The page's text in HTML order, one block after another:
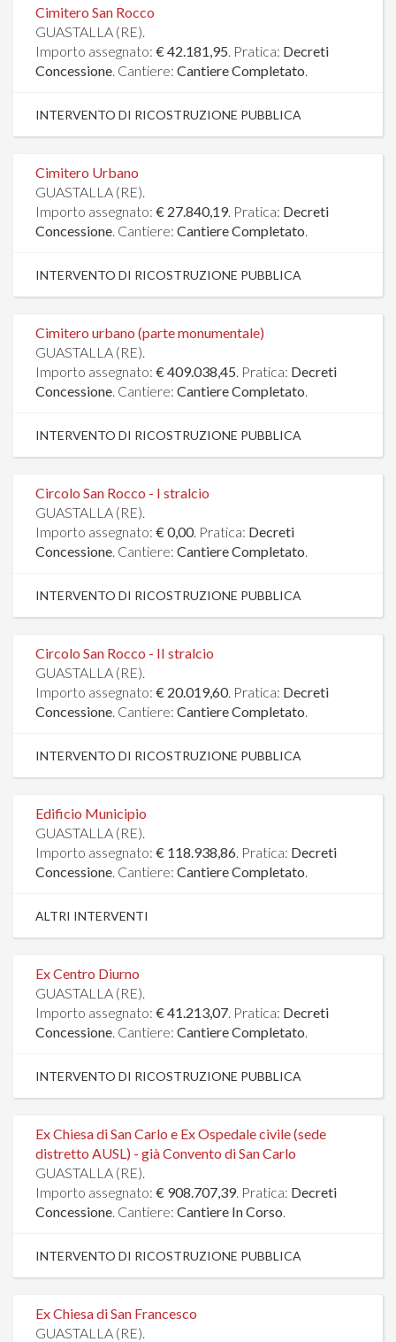
Cimitero San Rocco
GUASTALLA (RE).
Importo assegnato: € 42.181,95. Pratica: Decreti
Concessione. Cantiere: Cantiere Completato.
INTERVENTO DI RICOSTRUZIONE PUBBLICA
Cimitero Urbano
GUASTALLA (RE).
Importo assegnato: € 27.840,19. Pratica: Decreti
Concessione. Cantiere: Cantiere Completato.
INTERVENTO DI RICOSTRUZIONE PUBBLICA
Cimitero urbano (parte monumentale)
GUASTALLA (RE).
Importo assegnato: € 409.038,45. Pratica: Decreti
Concessione. Cantiere: Cantiere Completato.
INTERVENTO DI RICOSTRUZIONE PUBBLICA
Circolo San Rocco - I stralcio
GUASTALLA (RE).
Importo assegnato: € 0,00. Pratica: Decreti
Concessione. Cantiere: Cantiere Completato.
INTERVENTO DI RICOSTRUZIONE PUBBLICA
Circolo San Rocco - II stralcio
GUASTALLA (RE).
Importo assegnato: € 20.019,60. Pratica: Decreti
Concessione. Cantiere: Cantiere Completato.
INTERVENTO DI RICOSTRUZIONE PUBBLICA
Edificio Municipio
GUASTALLA (RE).
Importo assegnato: € 118.938,86. Pratica: Decreti
Concessione. Cantiere: Cantiere Completato.
ALTRI INTERVENTI
Ex Centro Diurno
GUASTALLA (RE).
Importo assegnato: € 41.213,07. Pratica: Decreti
Concessione. Cantiere: Cantiere Completato.
INTERVENTO DI RICOSTRUZIONE PUBBLICA
Ex Chiesa di San Carlo e Ex Ospedale civile (sede
distretto AUSL) - già Convento di San Carlo
GUASTALLA (RE).
Importo assegnato: € 908.707,39. Pratica: Decreti
Concessione. Cantiere: Cantiere In Corso.
INTERVENTO DI RICOSTRUZIONE PUBBLICA
Ex Chiesa di San Francesco
GUASTALLA (RE).